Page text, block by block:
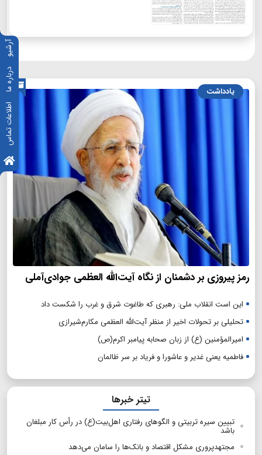
آرشیو
درباره ما
اطلاعات تماس
یادداشت
رمز پیروزی بر دشمنان از نگاه آیت‌الله العظمی جوادی‌آملی
این است انقلاب ملی: رهبری که طاغوت شرق و غرب را شکست داد
تحلیلی بر تحولات اخیر از منظر آیت‌الله العظمی مکارم‌شیرازی
امیرالمؤمنین (ع) از زبان صحابه پیامبر اکرم(ص)
فاطمیه یعنی غدیر و عاشورا و فریاد بر سر ظالمان
تیتر خبرها
تبیین سیره تربیتی و الگوهای رفتاری اهل‌بیت(ع) در رأس کار مبلغان
باشد
مجتهدپروری مشکل اقتصاد و بانک‌ها را سامان می‌دهد